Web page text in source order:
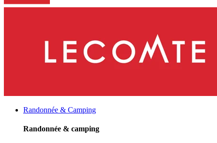
Randonnée & Camping
Randonnée & camping